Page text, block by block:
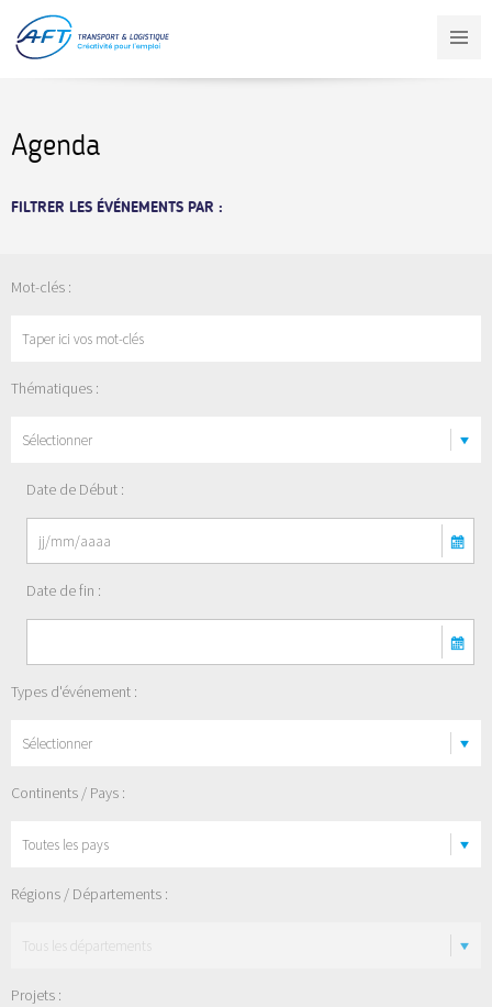
contenu
principal
Agenda
FILTRER LES ÉVÉNEMENTS PAR :
Mot-clés :
Thématiques :
Sélectionner
Date de Début :
Date de fin :
Types d'événement :
Sélectionner
Continents / Pays :
Régions / Départements :
Projets :